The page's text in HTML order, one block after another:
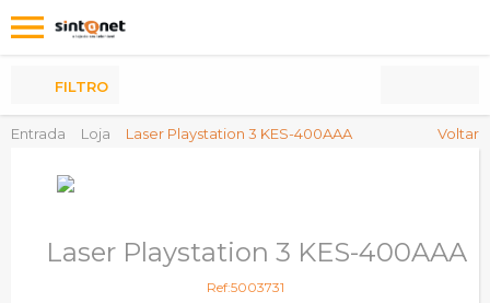
Entrada Loja Laser Playstation 3 KES-400AAA Voltar
FILTRO
Laser Playstation 3 KES-400AAA
Ref:5003731